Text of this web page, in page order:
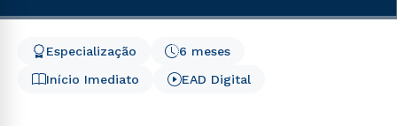
Início Imediato
6 meses
Especialização
EAD Digital